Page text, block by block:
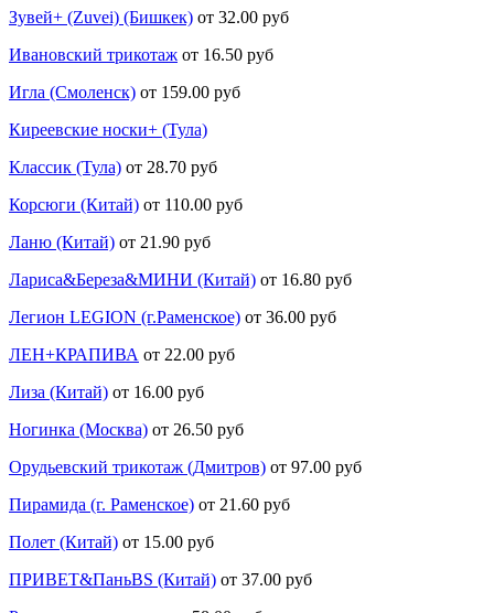
Зувей+ (Zuvei) (Бишкек) от 32.00 руб
Ивановский трикотаж от 16.50 руб
Игла (Смоленск) от 159.00 руб
Киреевские носки+ (Тула)
Классик (Тула) от 28.70 руб
Корсюги (Китай) от 110.00 руб
Ланю (Китай) от 21.90 руб
Лариса&Береза&МИНИ (Китай) от 16.80 руб
Легион LEGION (г.Раменское) от 36.00 руб
ЛЕН+КРАПИВА от 22.00 руб
Лиза (Китай) от 16.00 руб
Ногинка (Москва) от 26.50 руб
Орудьевский трикотаж (Дмитров) от 97.00 руб
Пирамида (г. Раменское) от 21.60 руб
Полет (Китай) от 15.00 руб
ПРИВЕТ&ПаньBS (Китай) от 37.00 руб